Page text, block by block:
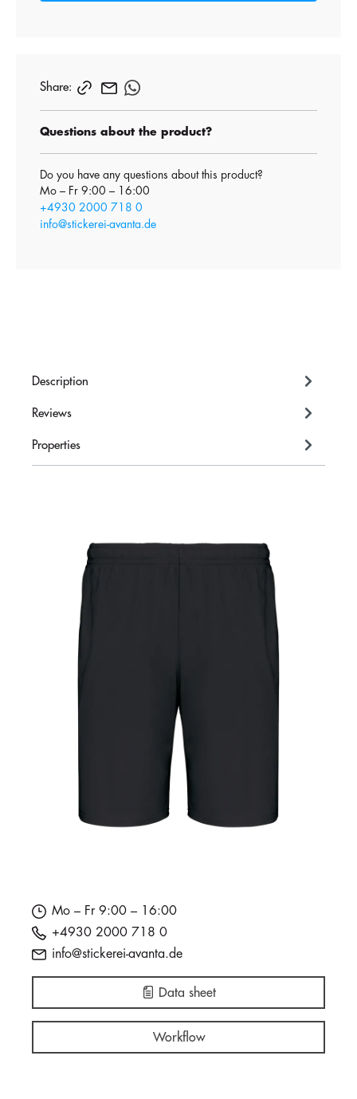
Share:
Questions about the product?
Do you have any questions about this product?
Mo – Fr 9:00 – 16:00
+4930 2000 718 0
info@stickerei-avanta.de
Description
Reviews
Properties
Mo – Fr 9:00 – 16:00
+4930 2000 718 0
info@stickerei-avanta.de
Data sheet
Workflow